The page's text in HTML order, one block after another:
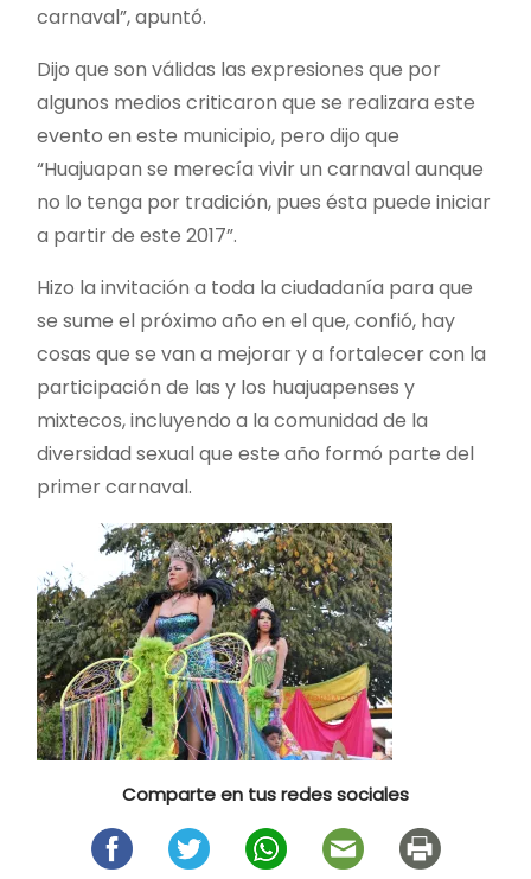
carnaval”, apuntó.
Dijo que son válidas las expresiones que por
algunos medios criticaron que se realizara este
evento en este municipio, pero dijo que
“Huajuapan se merecía vivir un carnaval aunque
no lo tenga por tradición, pues ésta puede iniciar
a partir de este 2017”.
Hizo la invitación a toda la ciudadanía para que
se sume el próximo año en el que, confió, hay
cosas que se van a mejorar y a fortalecer con la
participación de las y los huajuapenses y
mixtecos, incluyendo a la comunidad de la
diversidad sexual que este año formó parte del
primer carnaval.
Comparte en tus redes sociales